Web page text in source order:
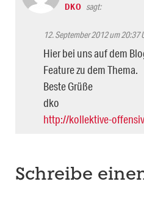
DKO sagt:
12. September 2012 um 20:37
Hier bei uns auf dem
Feature zu dem Thema.
Beste Grüße
dko
http://kollektive-
Schreibe